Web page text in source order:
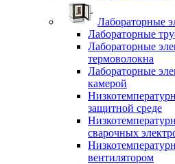
Лабораторные
Лабораторные
Лабораторные
термоволокна
Лабораторные
камерой
защитной среде
cварочных
вентилятором